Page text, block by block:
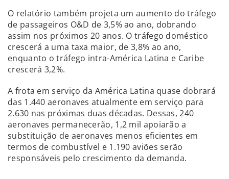
O relatório também projeta um aumento do tráfego
de passageiros O&D de 3,5% ao ano, dobrando
assim nos próximos 20 anos. O tráfego doméstico
crescerá a uma taxa maior, de 3,8% ao ano,
enquanto o tráfego intra-América Latina e Caribe
crescerá 3,2%.
A frota em serviço da América Latina quase dobrará
das 1.440 aeronaves atualmente em serviço para
2.630 nas próximas duas décadas. Dessas, 240
aeronaves permanecerão, 1,2 mil apoiarão a
substituição de aeronaves menos eficientes em
termos de combustível e 1.190 aviões serão
responsáveis pelo crescimento da demanda.